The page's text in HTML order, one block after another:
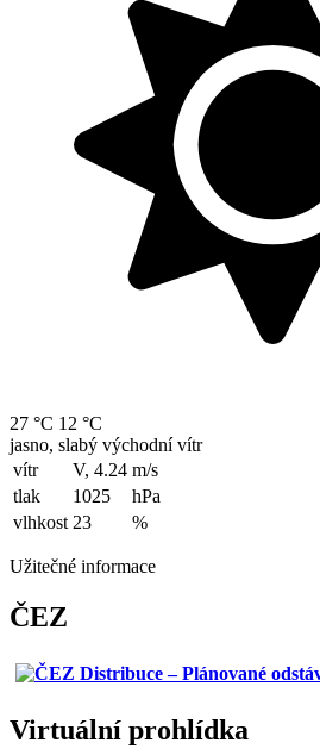
27 °C 12 °C
jasno, slabý východní vítr
vítr
V, 4.24 m/s
tlak
1025
hPa
vlhkost 23 %
Užitečné informace
ČEZ
Virtuální prohlídka